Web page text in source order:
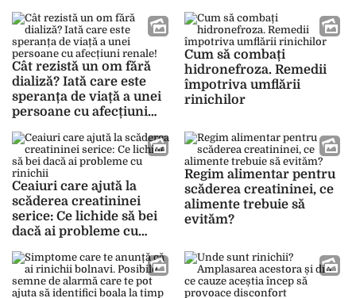
Cât rezistă un om fără
dializă? Iată care este
speranța de viață a unei
persoane cu afecțiuni
Cum să combați
hidronefroza. Remedii
împotriva umflării
rinichilor
Ceaiuri care ajută la
scăderea creatininei
serice: Ce lichide să bei
dacă ai probleme cu
Regim alimentar pentru
scăderea creatininei, ce
alimente trebuie să
evităm?